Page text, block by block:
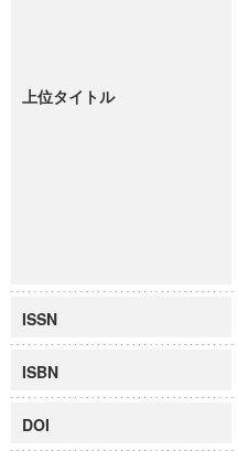
上位タイトル
ISSN
ISBN
DOI